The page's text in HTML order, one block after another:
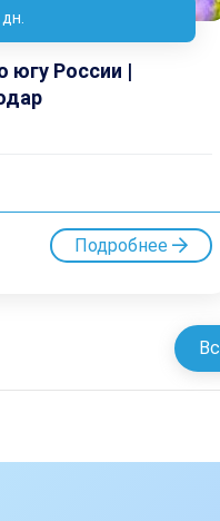
югу России |
Подробнее